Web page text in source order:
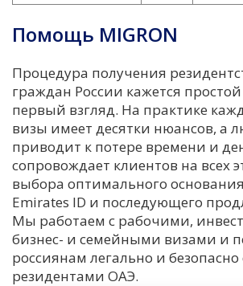
Помощь MIGRON
Процедура получения
граждан России кажется
первый взгляд. На практике
визы имеет десятки нюансов, а
приводит к потере времени и
сопровождает клиентов на всех
выбора оптимального
Emirates ID и последующего
Мы работаем с рабочими,
бизнес- и семейными визами и
россиянам легально и безопасно
резидентами ОАЭ.